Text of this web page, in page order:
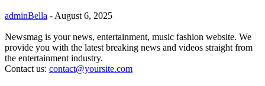
adminBella - August 6, 2025
Newsmag is your news, entertainment, music fashion website. We
provide you with the latest breaking news and videos straight from
the entertainment industry.
Contact us: contact@yoursite.com